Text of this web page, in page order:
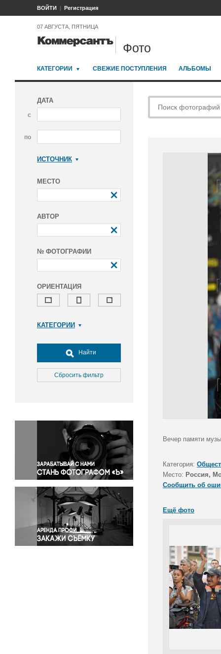
ВОЙТИ Регистрация
07 АВГУСТА, ПЯТНИЦА
Фото
КАТЕГОРИИ СВЕЖИЕ ПОСТУПЛЕНИЯ АЛЬБОМЫ
ДАТА
с
по
ИСТОЧНИК
МЕСТО
АВТОР
№ ФОТОГРАФИИ
ОРИЕНТАЦИЯ
КАТЕГОРИИ
Досуг, туризм и отдых
Культура
Медицина
Окружающая среда
Политика
Правосудие
Происшествия и конфликты
Религия
Светская жизнь
Спорт
Экология
Экономика и бизнес
Найти
Сбросить фильтр
Вечер памяти
Категория:
Место: Россия,
Сообщить об
Ещё фото